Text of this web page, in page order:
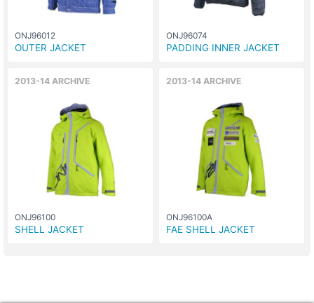
ONJ96012
OUTER JACKET
ONJ96074
PADDING INNER JACKET
2013-14 ARCHIVE
ONJ96100
SHELL JACKET
2013-14 ARCHIVE
ONJ96100A
FAE SHELL JACKET